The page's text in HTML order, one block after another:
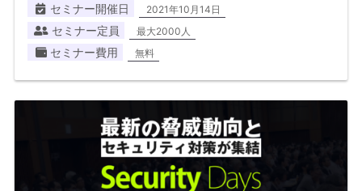
セミナー開催日 2021年10月14日
セミナー定員 最大2000人
セミナー費用 無料